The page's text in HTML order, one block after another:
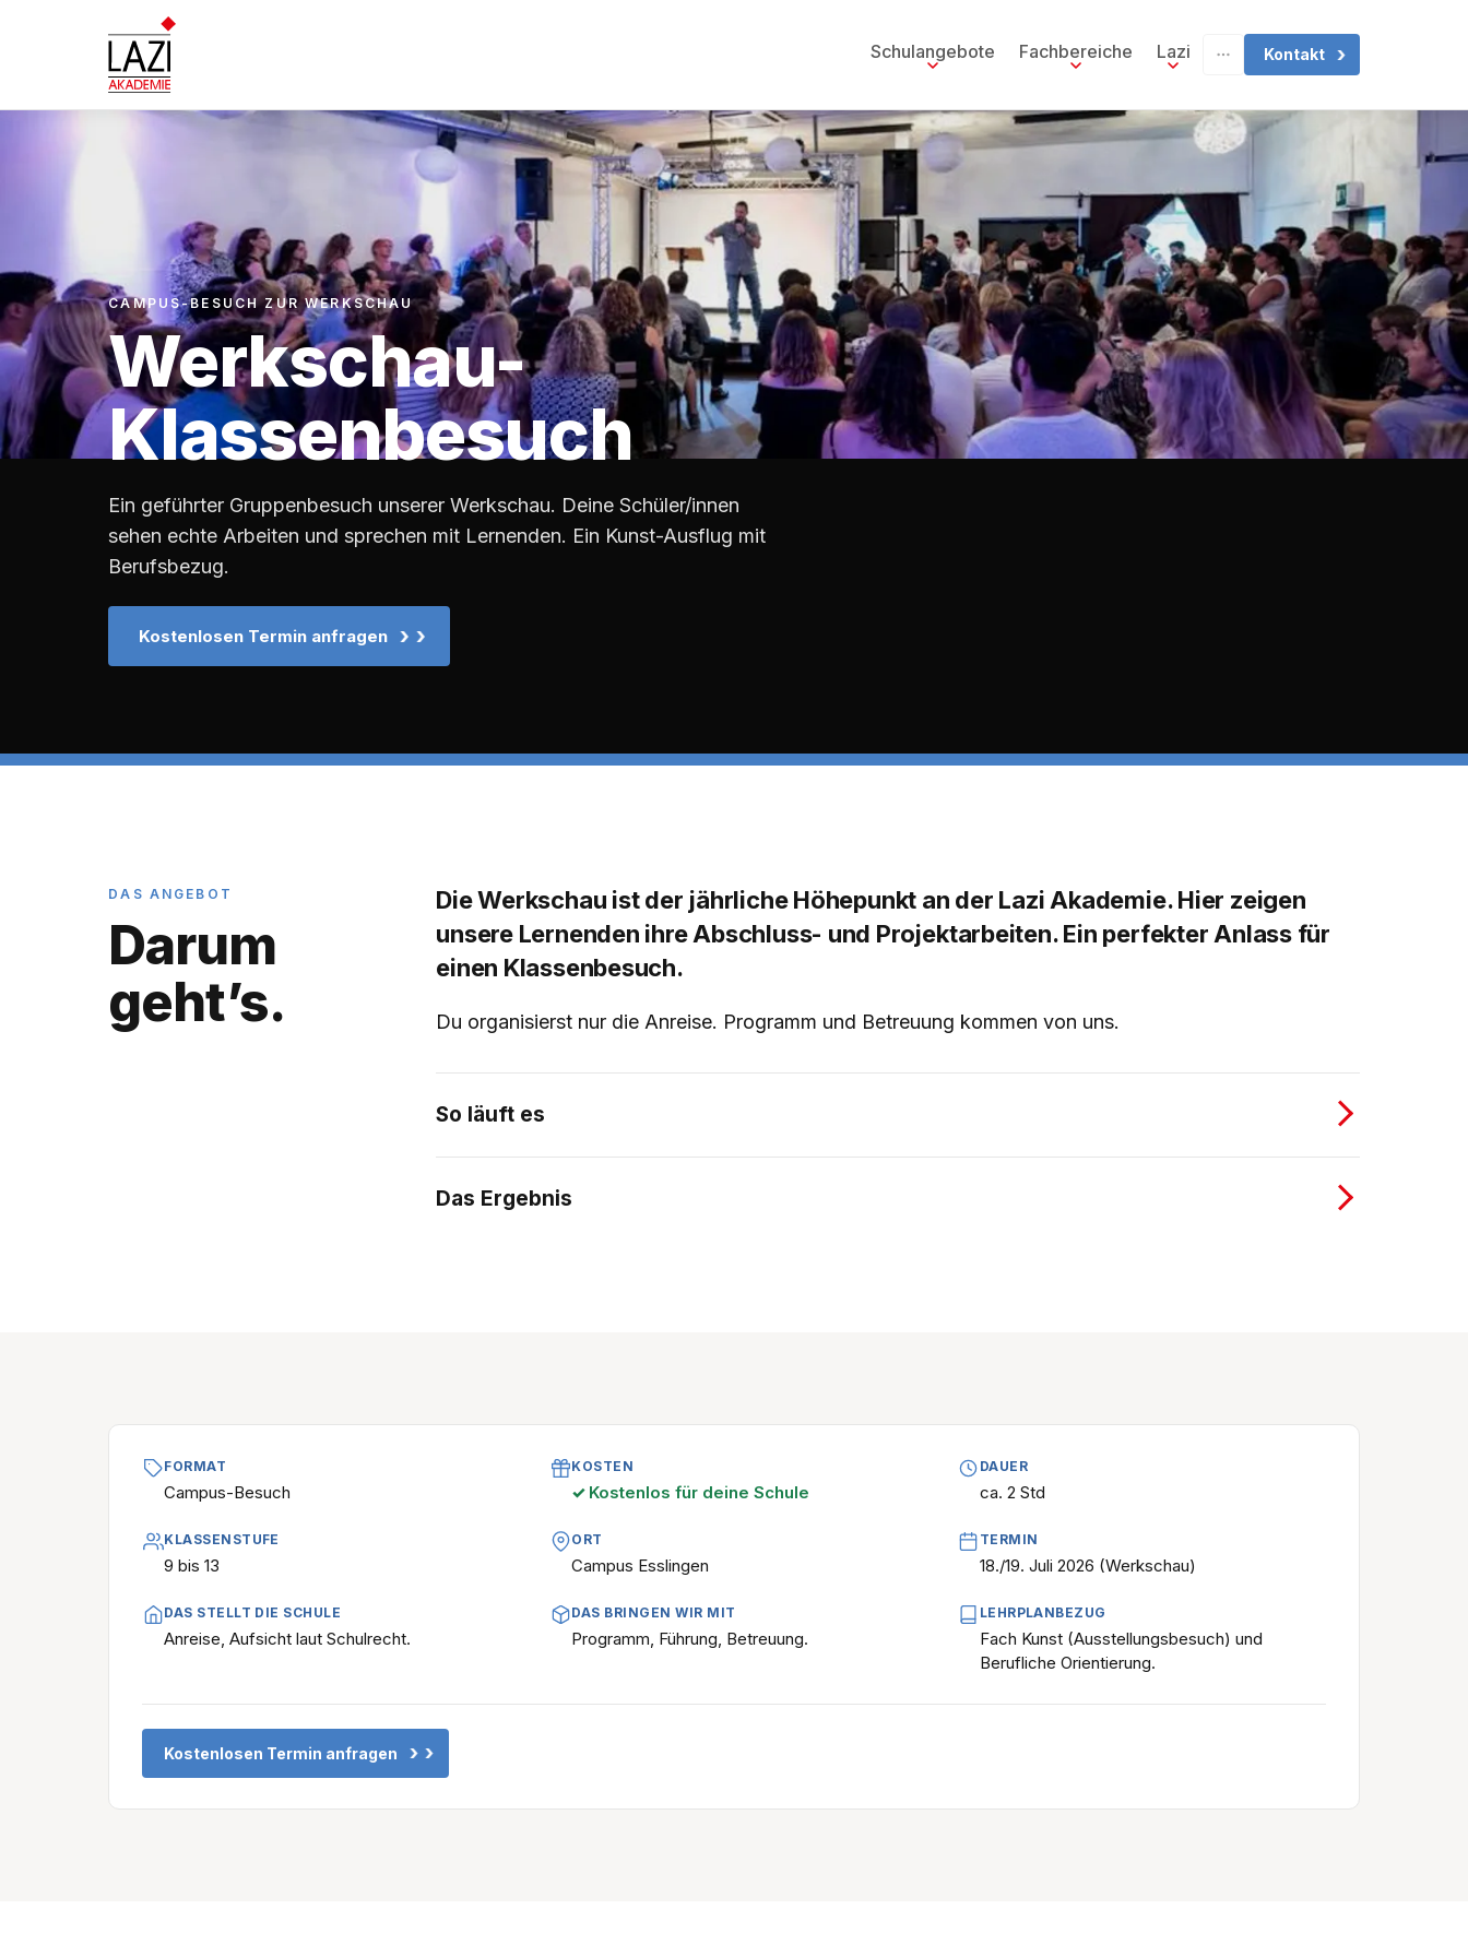
Schulangebote Fachbereiche Lazi Kontakt
CAMPUS-BESUCH ZUR WERKSCHAU
Werkschau-
Klassenbesuch
Ein geführter Gruppenbesuch unserer Werkschau. Deine Schüler/innen
sehen echte Arbeiten und sprechen mit Lernenden. Ein Kunst-Ausflug mit
Berufsbezug.
Kostenlosen Termin anfragen ›
DAS ANGEBOT
Darum
geht’s.
Die Werkschau ist der jährliche Höhepunkt an der Lazi Akademie. Hier zeigen
unsere Lernenden ihre Abschluss- und Projektarbeiten. Ein perfekter Anlass für
einen Klassenbesuch.
Du organisierst nur die Anreise. Programm und Betreuung kommen von uns.
So läuft es
Das Ergebnis
FORMAT
Campus-Besuch
KOSTEN
Kostenlos für deine Schule
DAUER
ca. 2 Std
KLASSENSTUFE
9 bis 13
ORT
Campus Esslingen
TERMIN
18./19. Juli 2026 (Werkschau)
DAS STELLT DIE SCHULE
Anreise, Aufsicht laut Schulrecht.
DAS BRINGEN WIR MIT
Programm, Führung, Betreuung.
LEHRPLANBEZUG
Fach Kunst (Ausstellungsbesuch) und
Berufliche Orientierung.
Kostenlosen Termin anfragen ›